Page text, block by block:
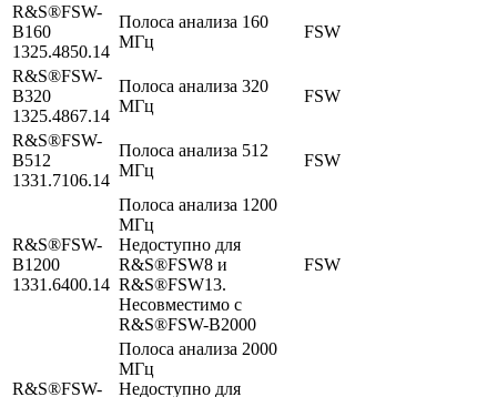
R&S®FSW-
B160
1325.4850.14
Полоса анализа 160
МГц
FSW
R&S®FSW-
B320
1325.4867.14
Полоса анализа 320
МГц
FSW
R&S®FSW-
B512
1331.7106.14
Полоса анализа 512
МГц
FSW
R&S®FSW-
B1200
1331.6400.14
Полоса анализа 1200
МГц
Недоступно для
R&S®FSW8 и
R&S®FSW13.
Несовместимо с
R&S®FSW-B2000
FSW
R&S®FSW-
Полоса анализа 2000
МГц
Недоступно для